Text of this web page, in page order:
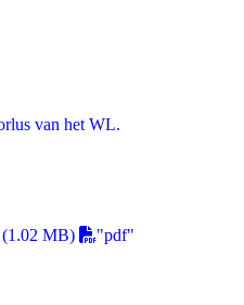
van het WL.
(1.02 MB)
"pdf"